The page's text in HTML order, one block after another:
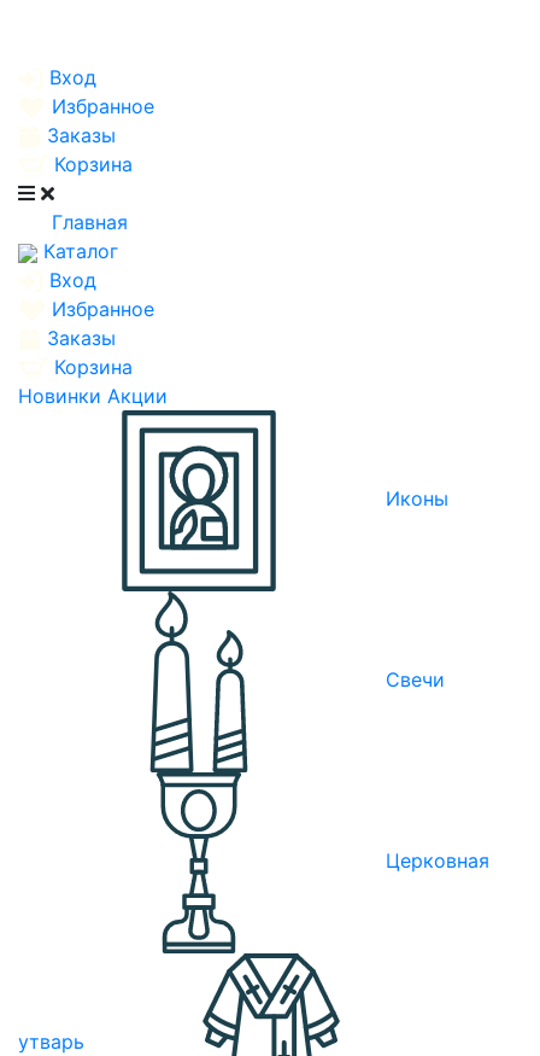
Вход
Избранное
Заказы
Корзина
Главная
Каталог
Вход
Избранное
Заказы
Корзина
Новинки Акции
Иконы
Свечи
Церковная
утварь